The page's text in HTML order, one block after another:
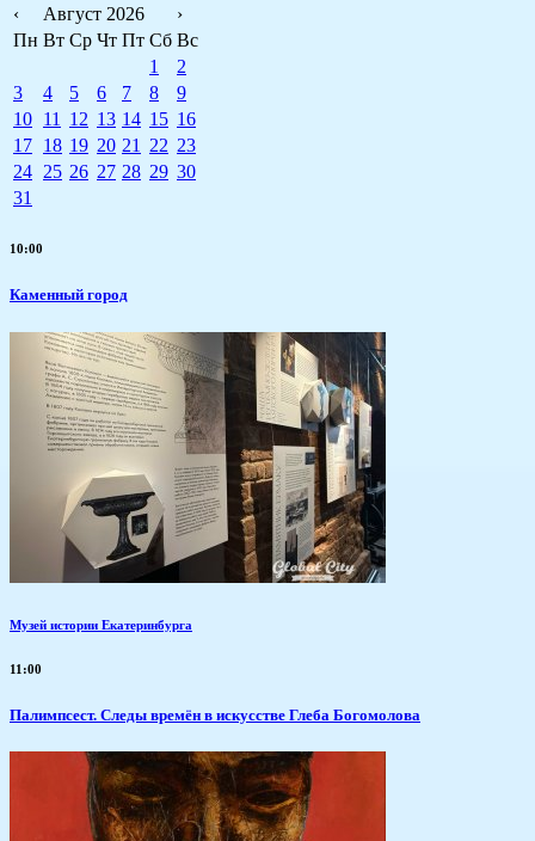
‹
Август 2026
›
Пн Вт Ср Чт Пт Сб Вс
1
2
3
4 5 6 7 8
9
10 11 12 13 14 15 16
17 18 19 20 21 22 23
24 25 26 27 28 29 30
31
10:00
Каменный город
Музей истории Екатеринбурга
11:00
Палимпсест. Следы времён в искусстве Глеба Богомолова